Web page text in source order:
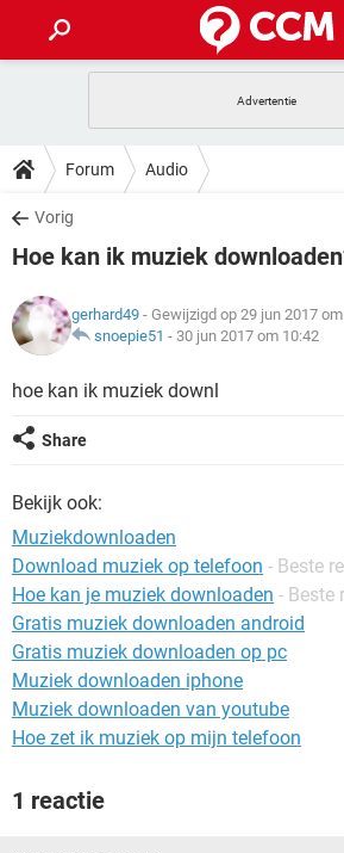
INSTAGRAM
NETFLIX
GRATIS
TIKTOK
HOW-TO
VIDEOBELLEN
GRATIS
TIKTOK
DOWNLOADS
VIDEOBELLEN GAMES
INSTAGRAM
NETFLIX
GRATIS
VIDEOBELLEN GAMES
INSTAGRAM
NETFLIX
GRATIS
ARTIKELEN
VIDEOBELLEN
GRATIS
TIKTOK
Forum Audio
Vorig
Hoe kan ik muziek
gerhard49 - Gewijzigd op 29 jun 2017
snoepie51 - 30 jun 2017 om 10:42
hoe kan ik muziek downl
Share
Bekijk ook:
Muziekdownloaden
Download muziek op telefoon - Beste
Hoe kan je muziek downloaden - Beste
Gratis muziek downloaden android
Gratis muziek downloaden op pc
Muziek downloaden iphone
Muziek downloaden van youtube
Hoe zet ik muziek op mijn telefoon
1 reactie